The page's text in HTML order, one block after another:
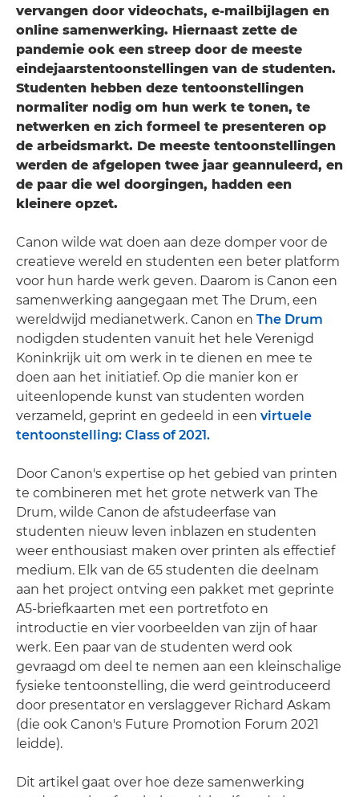
vervangen door videochats, e-mailbijlagen en
online samenwerking. Hiernaast zette de
pandemie ook een streep door de meeste
eindejaarstentoonstellingen van de studenten.
Studenten hebben deze tentoonstellingen
normaliter nodig om hun werk te tonen, te
netwerken en zich formeel te presenteren op
de arbeidsmarkt. De meeste tentoonstellingen
werden de afgelopen twee jaar geannuleerd, en
de paar die wel doorgingen, hadden een
kleinere opzet.
Canon wilde wat doen aan deze domper voor de
creatieve wereld en studenten een beter platform
voor hun harde werk geven. Daarom is Canon een
samenwerking aangegaan met The Drum, een
wereldwijd medianetwerk. Canon en The Drum
nodigden studenten vanuit het hele Verenigd
Koninkrijk uit om werk in te dienen en mee te
doen aan het initiatief. Op die manier kon er
uiteenlopende kunst van studenten worden
verzameld, geprint en gedeeld in een virtuele
tentoonstelling: Class of 2021.
Door Canon's expertise op het gebied van printen
te combineren met het grote netwerk van The
Drum, wilde Canon de afstudeerfase van
studenten nieuw leven inblazen en studenten
weer enthousiast maken over printen als effectief
medium. Elk van de 65 studenten die deelnam
aan het project ontving een pakket met geprinte
A5-briefkaarten met een portretfoto en
introductie en vier voorbeelden van zijn of haar
werk. Een paar van de studenten werd ook
gevraagd om deel te nemen aan een kleinschalige
fysieke tentoonstelling, die werd geïntroduceerd
door presentator en verslaggever Richard Askam
(die ook Canon's Future Promotion Forum 2021
leidde).
Dit artikel gaat over hoe deze samenwerking